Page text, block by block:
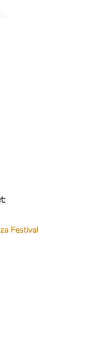
Festival